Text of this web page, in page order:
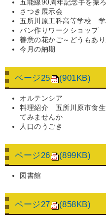
五能線90周年記念手を振
さつき展示会
五所川原工科高等学校 学
パン作りワークショップ
善意の花かご～どうもあ
今月の納期
ページ25 (901KB)
オルテンシア
料理紹介 五所川原市食
てみませんか
人口のうごき
ページ26 (899KB)
図書館
ページ27 (858KB)